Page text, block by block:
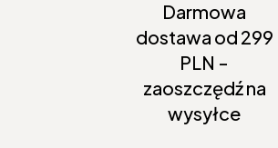
Darmowa
dostawa od 299
PLN -
zaoszczędź na
wysyłce